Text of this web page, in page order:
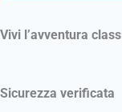
Vivi l’avventura
Sicurezza verificata